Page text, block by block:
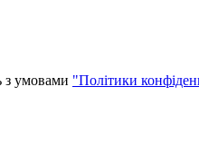
з умовами "Політики